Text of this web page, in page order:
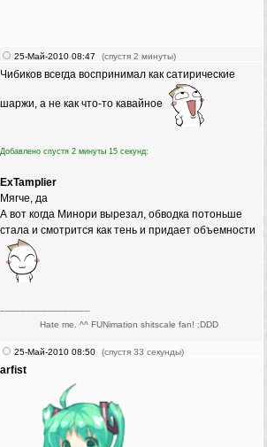
25-Май-2010 08:47 (спустя 2 минуты)
Чибиков всегда воспринимал как сатирические
шаржи, а не как что-то кавайное
Добавлено спустя 2 минуты 15 секунд:
ExTamplier
Мягче, да
А вот когда Минори вырезал, обводка потоньше
стала и смотрится как тень и придает объемности
Hate me. ^^ FUNimation shitscale fan! :DDD
25-Май-2010 08:50 (спустя 33 секунды)
arfist